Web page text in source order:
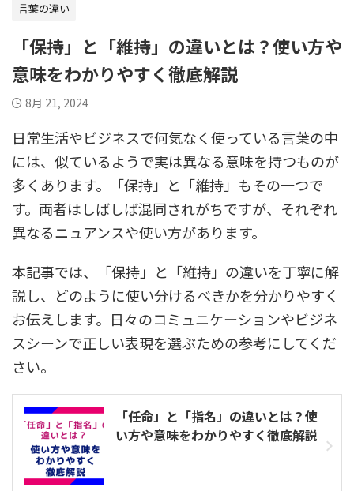
言葉の違い
「保持」と「維持」の違いとは？使い方や
意味をわかりやすく徹底解説
8月 21, 2024
日常生活やビジネスで何気なく使っている言葉の中
には、似ているようで実は異なる意味を持つものが
多くあります。「保持」と「維持」もその一つで
す。両者はしばしば混同されがちですが、それぞれ
異なるニュアンスや使い方があります。
本記事では、「保持」と「維持」の違いを丁寧に解
説し、どのように使い分けるべきかを分かりやすく
お伝えします。日々のコミュニケーションやビジネ
スシーンで正しい表現を選ぶための参考にしてくだ
さい。
「任命」と「指名」の違いとは？使
い方や意味をわかりやすく徹底解説